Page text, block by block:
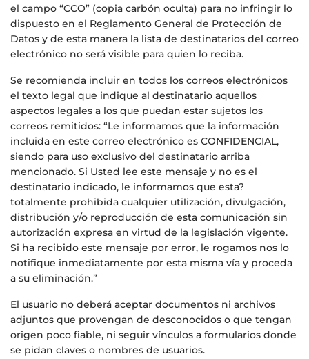
el campo “CCO” (copia carbón oculta) para no infringir lo
dispuesto en el Reglamento General de Protección de
Datos y de esta manera la lista de destinatarios del correo
electrónico no será visible para quien lo reciba.
Se recomienda incluir en todos los correos electrónicos
el texto legal que indique al destinatario aquellos
aspectos legales a los que puedan estar sujetos los
correos remitidos: “Le informamos que la información
incluida en este correo electrónico es CONFIDENCIAL,
siendo para uso exclusivo del destinatario arriba
mencionado. Si Usted lee este mensaje y no es el
destinatario indicado, le informamos que esta?
totalmente prohibida cualquier utilización, divulgación,
distribución y/o reproducción de esta comunicación sin
autorización expresa en virtud de la legislación vigente.
Si ha recibido este mensaje por error, le rogamos nos lo
notifique inmediatamente por esta misma vía y proceda
a su eliminación.”
El usuario no deberá aceptar documentos ni archivos
adjuntos que provengan de desconocidos o que tengan
origen poco fiable, ni seguir vínculos a formularios donde
se pidan claves o nombres de usuarios.